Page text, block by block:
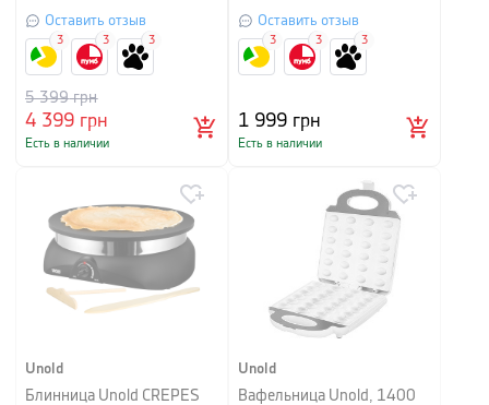
Оставить отзыв
4 399 грн
5 399грн
Есть в наличии
3 3 3
MakerОставить отзыв
1 999 грн
Есть в наличии
3 3 3
Unold
Блинница Unold CREPES
Unold
Вафельница Unold, 1400